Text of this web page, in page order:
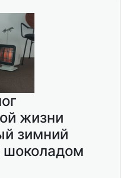
жизни
зимний
шоколадом